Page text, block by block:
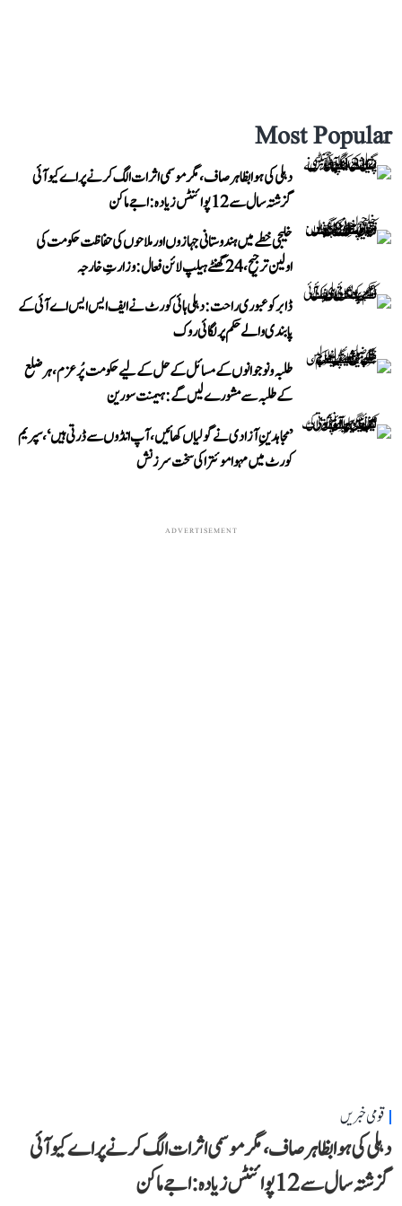
Most Popular
دہلی کی ہوا بظاہر صاف، مگر موسمی اثرات الگ کرنے پر اے کیو آئی
گزشتہ سال سے 12 پوائنٹس زیادہ: اجے ماکن
خلیجی خطے میں ہندوستانی جہازوں اور ملاحوں کی حفاظت حکومت کی
اولین ترجیح، 24 گھنٹے ہیلپ لائن فعال: وزارتِ خارجہ
ڈابر کو عبوری راحت: دہلی ہائی کورٹ نے ایف ایس ایس اے آئی کے
پابندی والے حکم پر لگائی روک
طلبہ و نوجوانوں کے مسائل کے حل کے لیے حکومت پُرعزم، ہر ضلع
کے طلبہ سے مشورے لیں گے: ہیمنت سورین
’مجاہدینِ آزادی نے گولیاں کھائیں، آپ انڈوں سے ڈرتی ہیں‘، سپریم
کورٹ میں مہوا موئترا کی سخت سرزنش
ADVERTISEMENT
قومی خبریں
دہلی کی ہوا بظاہر صاف، مگر موسمی اثرات الگ کرنے پر اے کیو آئی
گزشتہ سال سے 12 پوائنٹس زیادہ: اجے ماکن